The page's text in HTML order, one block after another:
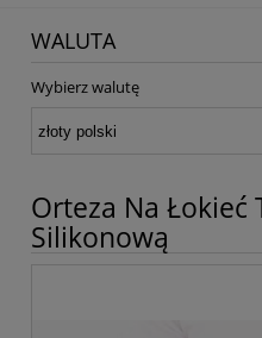
WALUTA
Wybierz walutę
Orteza Na Łokieć
Silikonową